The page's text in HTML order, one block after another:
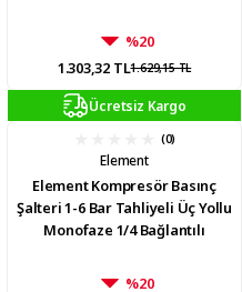
%20
1.303,32 TL1.629,15 TL
Ücretsiz Kargo
(0)
Element
Element Kompresör Basınç
Şalteri 1-6 Bar Tahliyeli Üç Yollu
Monofaze 1/4 Bağlantılı
%20